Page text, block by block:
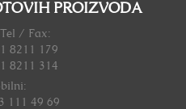
PROIZVODA
Tel / Fax:
8211 179
8211 314
111 49 69